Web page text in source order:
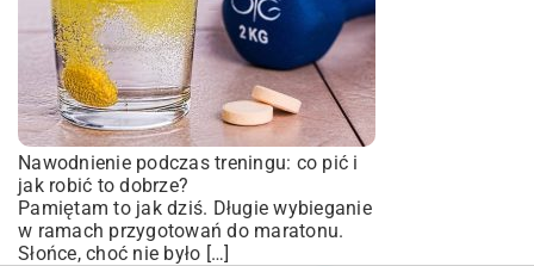
Nawodnienie podczas treningu: co pić i
jak robić to dobrze?
Pamiętam to jak dziś. Długie wybieganie
w ramach przygotowań do maratonu.
Słońce, choć nie było […]